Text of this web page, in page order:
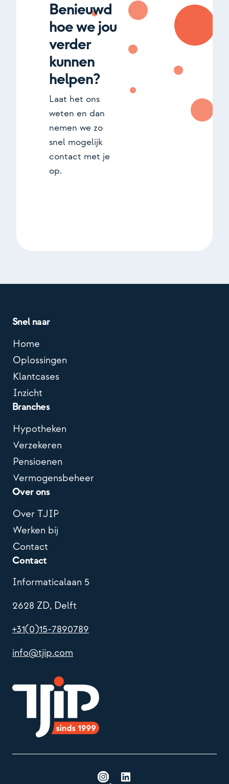
Benieuwd
hoe we jou
verder
kunnen
helpen?
Laat het ons
weten en dan
nemen we zo
snel mogelijk
contact met je
op.
Snel naar
Home
Oplossingen
Klantcases
Inzicht
Branches
Hypotheken
Verzekeren
Pensioenen
Vermogensbeheer
Over ons
Over TJIP
Werken bij
Contact
Contact
Informaticalaan 5
2628 ZD, Delft
+31(0)15-7890789
info@tjip.com